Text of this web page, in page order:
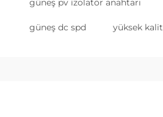
güneş pv izolatör anahtarı
güneş dc spd yüksek